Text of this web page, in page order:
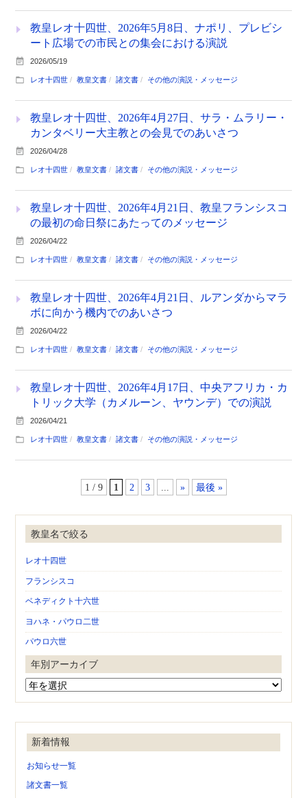
教皇レオ十四世、2026年5月8日、ナポリ、プレビシ
ート広場での市民との集会における演説
2026/05/19
レオ十四世 教皇文書 諸文書 その他の演説・メッセージ
教皇レオ十四世、2026年4月27日、サラ・ムラリー・
カンタベリー大主教との会見でのあいさつ
2026/04/28
レオ十四世 教皇文書 諸文書 その他の演説・メッセージ
教皇レオ十四世、2026年4月21日、教皇フランシスコ
の最初の命日祭にあたってのメッセージ
2026/04/22
レオ十四世 教皇文書 諸文書 その他の演説・メッセージ
教皇レオ十四世、2026年4月21日、ルアンダからマラ
ボに向かう機内でのあいさつ
2026/04/22
レオ十四世 教皇文書 諸文書 その他の演説・メッセージ
教皇レオ十四世、2026年4月17日、中央アフリカ・カ
トリック大学（カメルーン、ヤウンデ）での演説
2026/04/21
レオ十四世 教皇文書 諸文書 その他の演説・メッセージ
1 / 9 1 2 3 » 最後 »
教皇名で絞る
レオ十四世
フランシスコ
ベネディクト十六世
ヨハネ・パウロ二世
パウロ六世
年別アーカイブ
新着情報
お知らせ一覧
諸文書一覧